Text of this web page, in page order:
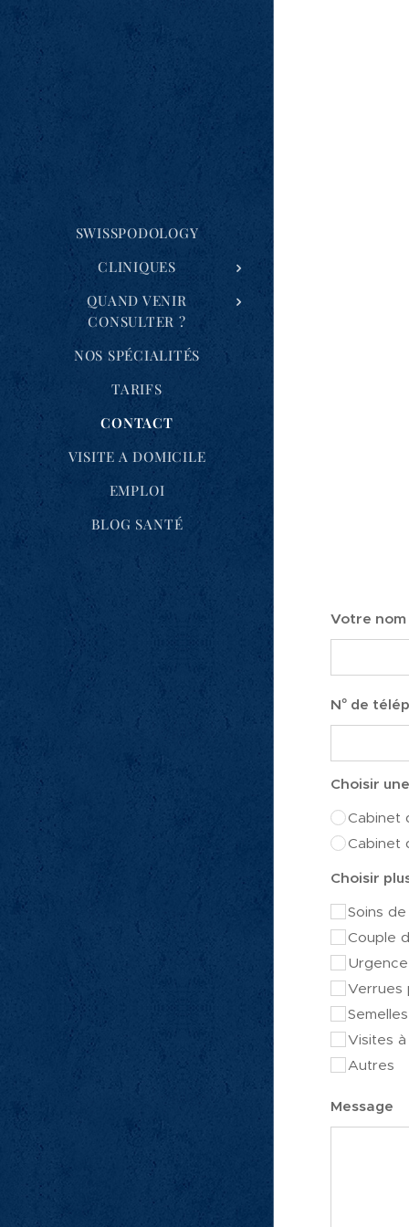
SWISSPODOLOGY
CLINIQUES
QUAND VENIR
CONSULTER ?
NOS SPÉCIALITÉS
TARIFS
CONTACT
VISITE A DOMICILE
EMPLOI
BLOG SANTÉ
Votre
N° de
Choisir
Cabinet
Cabinet
Choisir
Soins
Couple
Verrues
Visites
Autres
Message